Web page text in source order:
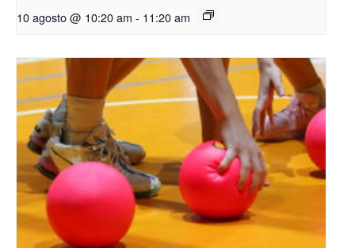
10 agosto @ 10:20 am - 11:20 am